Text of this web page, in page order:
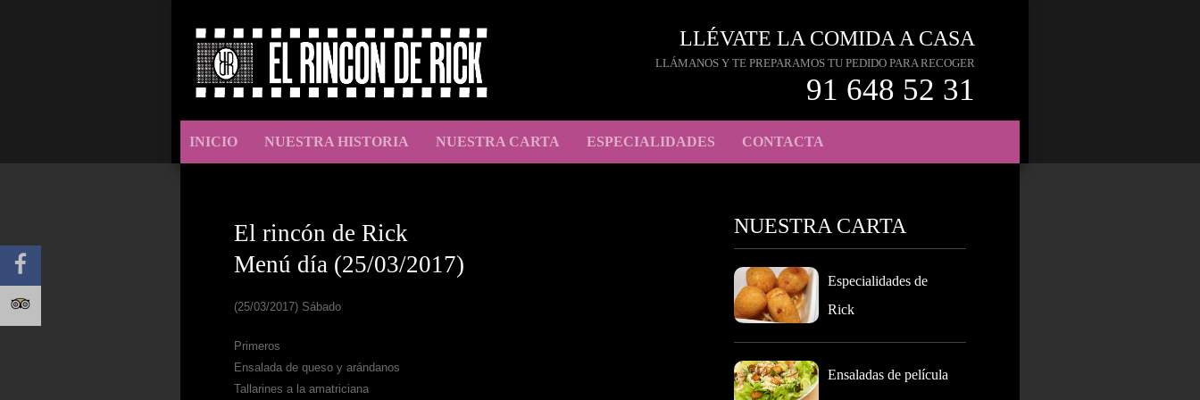
LLÉVATE LA COMIDA A CASA
LLÁMANOS Y TE PREPARAMOS TU PEDIDO PARA RECOGER
91 648 52 31
INICIO NUESTRA HISTORIA NUESTRA CARTA ESPECIALIDADES CONTACTA
El rincón de Rick
Menú día (25/03/2017)
(25/03/2017) Sábado
Primeros
Ensalada de queso y arándanos
Tallarines a la amatriciana
NUESTRA CARTA
Especialidades de
Rick
Ensaladas de película